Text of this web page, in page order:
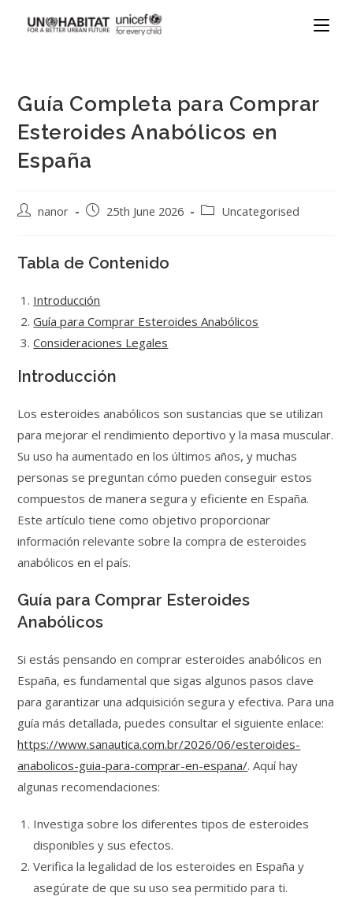
Guía Completa para Comprar
Esteroides Anabólicos en
España
nanor 25th June 2026 Uncategorised
Tabla de Contenido
Introducción
Guía para Comprar Esteroides Anabólicos
Consideraciones Legales
Introducción
Los esteroides anabólicos son sustancias que se utilizan
para mejorar el rendimiento deportivo y la masa muscular.
Su uso ha aumentado en los últimos años, y muchas
personas se preguntan cómo pueden conseguir estos
compuestos de manera segura y eficiente en España.
Este artículo tiene como objetivo proporcionar
información relevante sobre la compra de esteroides
anabólicos en el país.
Guía para Comprar Esteroides
Anabólicos
Si estás pensando en comprar esteroides anabólicos en
España, es fundamental que sigas algunos pasos clave
para garantizar una adquisición segura y efectiva. Para una
guía más detallada, puedes consultar el siguiente enlace:
https://www.sanautica.com.br/2026/06/esteroides-
anabolicos-guia-para-comprar-en-espana/. Aquí hay
algunas recomendaciones:
Investiga sobre los diferentes tipos de esteroides
disponibles y sus efectos.
Verifica la legalidad de los esteroides en España y
asegúrate de que su uso sea permitido para ti.